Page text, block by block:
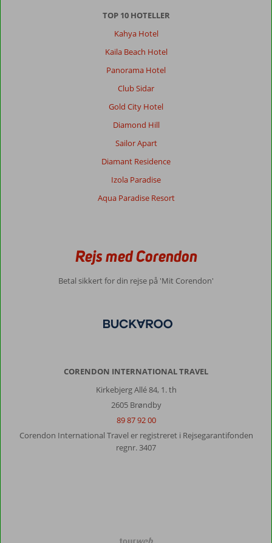
TOP 10 HOTELLER
Kahya Hotel
Kaila Beach Hotel
Panorama Hotel
Club Sidar
Gold City Hotel
Diamond Hill
Sailor Apart
Diamant Residence
Izola Paradise
Aqua Paradise Resort
Rejs med Corendon
Betal sikkert for din rejse på 'Mit Corendon'
CORENDON INTERNATIONAL TRAVEL
Kirkebjerg Allé 84, 1. th
2605 Brøndby
89 87 92 00
Corendon International Travel er registreret i Rejsegarantifonden
regnr. 3407